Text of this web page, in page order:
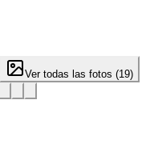
Ver todas las fotos (19)